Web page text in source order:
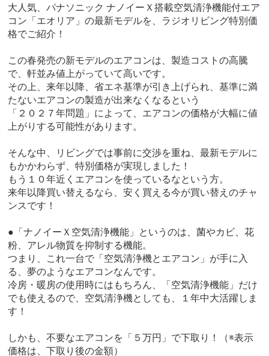
大人気、パナソニック ナノイーＸ搭載空気清浄機能付エア
コン「エオリア」の最新モデルを、ラジオリビング特別価
格でご紹介！
この春発売の新モデルのエアコンは、製造コストの高騰
で、軒並み値上がっていて高いです。
その上、来年以降、省エネ基準が引き上げられ、基準に満
たないエアコンの製造が出来なくなるという
「２０２７年問題」によって、エアコンの価格が大幅に値
上がりする可能性があります。
そんな中、リビングでは事前に交渉を重ね、最新モデルに
もかかわらず、特別価格が実現しました！
もう１０年近くエアコンを使っているなという方。
来年以降買い替えるなら、安く買える今が買い替えのチャ
ンスです！
●「ナノイーＸ空気清浄機能」というのは、菌やカビ、花
粉、アレル物質を抑制する機能。
つまり、これ一台で「空気清浄機とエアコン」が手に入
る、夢のようなエアコンなんです。
冷房・暖房の使用時にはもちろん、「空気清浄機能」だけ
でも使えるので、空気清浄機としても、１年中大活躍しま
す！
しかも、不要なエアコンを「５万円」で下取り！（※表示
価格は、下取り後の金額）